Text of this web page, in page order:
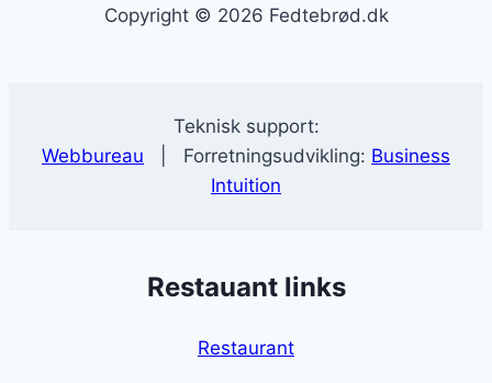
Copyright © 2026 Fedtebrød.dk
Teknisk support:
Webbureau | Forretningsudvikling: Business
Intuition
Restauant links
Restaurant